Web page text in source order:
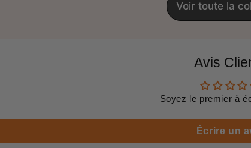
Voir toute la
Avis
Soyez le premier à
Écrire un